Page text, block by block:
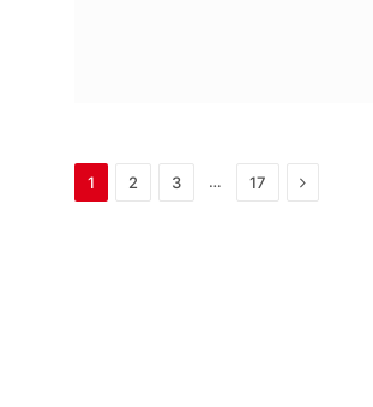
1 2 3 … 17 Next